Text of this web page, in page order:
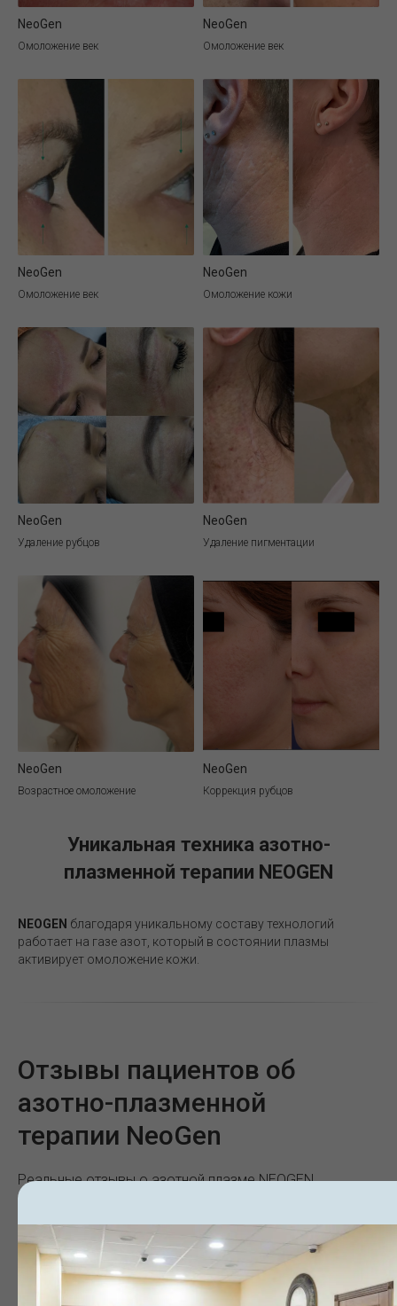
NeoGen
Омоложение век
NeoGen
Омоложение век
NeoGen
Омоложение век
NeoGen
Омоложение кожи
NeoGen
Удаление рубцов
NeoGen
Удаление пигментации
NeoGen
Возрастное омоложение
NeoGen
Коррекция рубцов
Уникальная техника азотно-
плазменной терапии NEOGEN
NEOGEN благодаря уникальному составу технологий
работает на газе азот, который в состоянии плазмы
активирует омоложение кожи.
Отзывы пациентов об
азотно-плазменной
терапии NeoGen
Реальные отзывы о азотной плазме NEOGEN.
В
восстановительный период.
Игорь И.